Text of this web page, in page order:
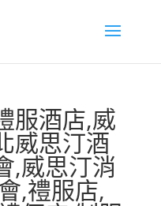
服酒店,威
威思汀酒
,威思汀消
,禮服店,